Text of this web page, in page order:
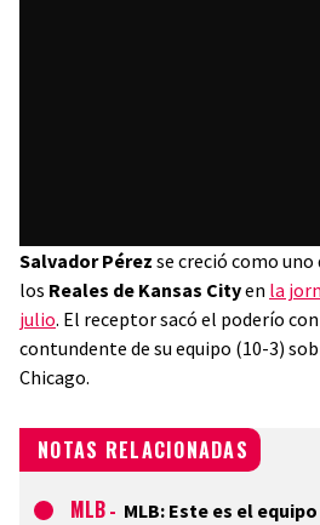
Salvador Pérez se creció como
los Reales de Kansas Cityen la
julio. El receptor sacó el poderío
contundente de su equipo (10-3)
Chicago.
NOTAS RELACIONADAS
MLB - MLB: Este es el